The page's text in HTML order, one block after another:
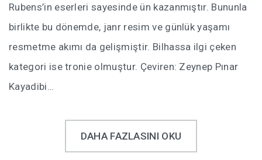
Rubens’in eserleri sayesinde ün kazanmıştır. Bununla
birlikte bu dönemde, janr resim ve günlük yaşamı
resmetme akımı da gelişmiştir. Bilhassa ilgi çeken
kategori ise tronie olmuştur. Çeviren: Zeynep Pınar
Kayadibi…
DAHA FAZLASINI OKU